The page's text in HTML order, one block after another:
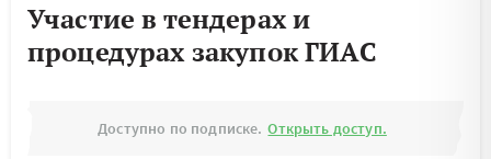
Участие в тендерах и
процедурах закупок ГИАС
Доступно по подписке. Открыть доступ.